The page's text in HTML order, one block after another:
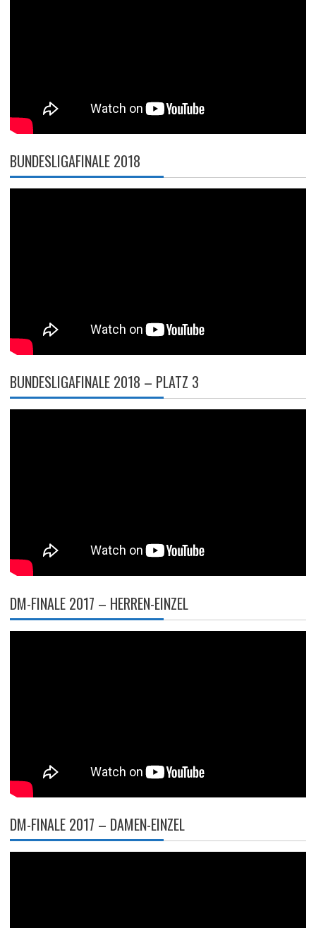
BUNDESLIGAFINALE 2018
BUNDESLIGAFINALE 2018 – PLATZ 3
DM-FINALE 2017 – HERREN-EINZEL
DM-FINALE 2017 – DAMEN-EINZEL